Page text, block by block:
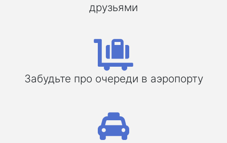
друзьями
Забудьте про очереди в аэропорту